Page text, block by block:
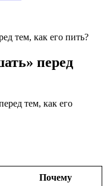
тем, как его пить?
перед
Почему